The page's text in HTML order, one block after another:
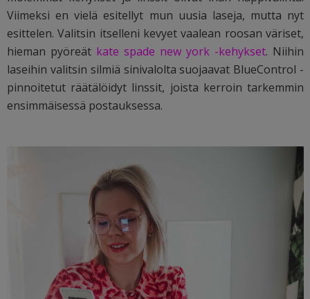
Viimeksi en vielä esitellyt mun uusia laseja, mutta nyt
esittelen. Valitsin itselleni kevyet vaalean roosan väriset,
hieman pyöreät kate spade new york -kehykset. Niihin
laseihin valitsin silmiä sinivalolta suojaavat BlueControl -
pinnoitetut räätälöidyt linssit, joista kerroin tarkemmin
ensimmäisessä postauksessa.